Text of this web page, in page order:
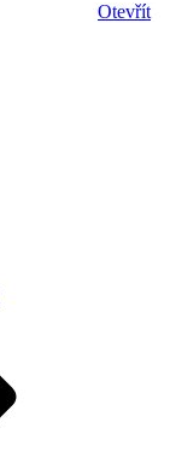
Otevřít